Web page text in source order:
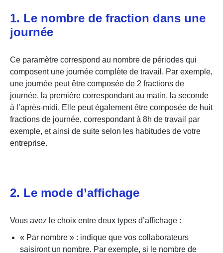
1. Le nombre de fraction dans une
journée
Ce paramètre correspond au nombre de périodes qui
composent une journée complète de travail. Par exemple,
une journée peut être composée de 2 fractions de
journée, la première correspondant au matin, la seconde
à l’après-midi. Elle peut également être composée de huit
fractions de journée, correspondant à 8h de travail par
exemple, et ainsi de suite selon les habitudes de votre
entreprise.
2. Le mode d’affichage
Vous avez le choix entre deux types d’affichage :
« Par nombre » : indique que vos collaborateurs
saisiront un nombre. Par exemple, si le nombre de